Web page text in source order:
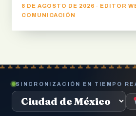
8 DE AGOSTO DE 2026 · EDITOR
COMUNICACIÓN
SINCRONIZACIÓN EN TIEMPO